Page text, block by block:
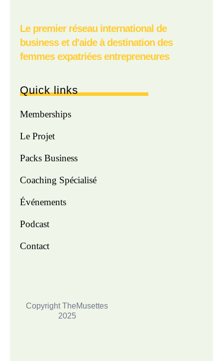
Le premier réseau international de
business et d'aide à destination des
femmes expatriées entrepreneures
Quick links
Memberships
Le Projet
Packs Business
Coaching Spécialisé
Événements
Podcast
Contact
Copyright TheMusettes
2025